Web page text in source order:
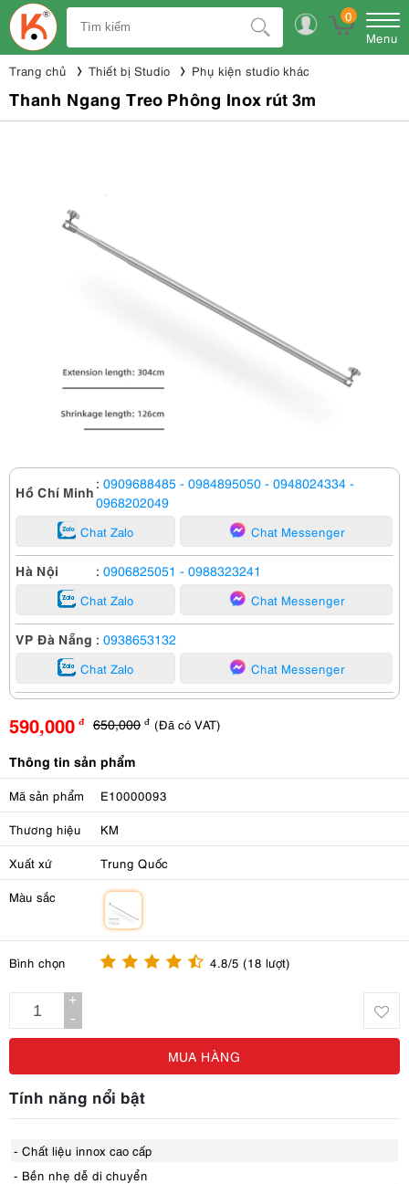
0
Menu
Trang chủ Thiết bị Studio Phụ kiện studio khác
Thanh Ngang Treo Phông Inox rút 3m
Hồ Chí Minh : 0909688485 - 0984895050 - 0948024334 -
0968202049
Chat Zalo Chat Messenger
Hà Nội : 0906825051 - 0988323241
Chat Zalo Chat Messenger
VP Đà Nẵng : 0938653132
Chat Zalo Chat Messenger
590,000 đ 650,000 đ (Đã có VAT)
Thông tin sản phẩm
Mã sản phẩm E10000093
Thương hiệu KM
Xuất xứ Trung Quốc
Màu sắc
Bình chọn 4.8/5 (18 lượt)
+
-
MUA HÀNG
Tính năng nổi bật
- Chất liệu innox cao cấp
- Bền nhẹ dễ di chuyển